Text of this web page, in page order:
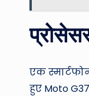
एक
हुए Moto